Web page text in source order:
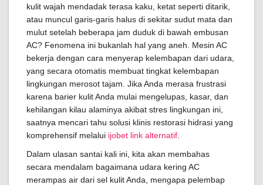
kulit wajah mendadak terasa kaku, ketat seperti ditarik,
atau muncul garis-garis halus di sekitar sudut mata dan
mulut setelah beberapa jam duduk di bawah embusan
AC? Fenomena ini bukanlah hal yang aneh. Mesin AC
bekerja dengan cara menyerap kelembapan dari udara,
yang secara otomatis membuat tingkat kelembapan
lingkungan merosot tajam. Jika Anda merasa frustrasi
karena barier kulit Anda mulai mengelupas, kasar, dan
kehilangan kilau alaminya akibat stres lingkungan ini,
saatnya mencari tahu solusi klinis restorasi hidrasi yang
komprehensif melalui ijobet link alternatif
Dalam ulasan santai kali ini, kita akan membahas
secara mendalam bagaimana udara kering AC
merampas air dari sel kulit Anda, mengapa pelembap